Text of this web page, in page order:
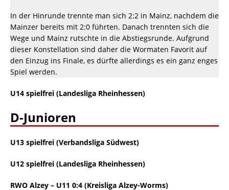
In der Hinrunde trennte man sich 2:2 in Mainz, nachdem die
Mainzer bereits mit 2:0 führten. Danach trennten sich die
Wege und Mainz rutschte in die Abstiegsrunde. Aufgrund
dieser Konstellation sind daher die Wormaten Favorit auf
den Einzug ins Finale, es dürfte allerdings es ein ganz enges
Spiel werden.
U14 spielfrei (Landesliga Rheinhessen)
D-Junioren
U13 spielfrei (Verbandsliga Südwest)
U12 spielfrei (Landesliga Rheinhessen)
RWO Alzey – U11 0:4 (Kreisliga Alzey-Worms)